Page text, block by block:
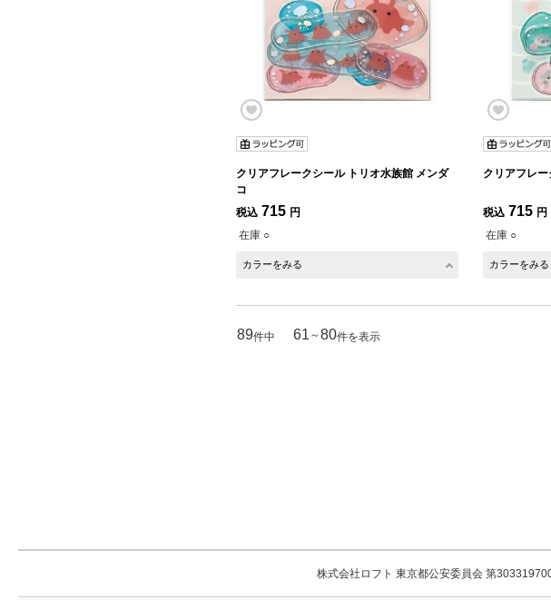
クリアフレークシール トリオ水族館 メンダ
コ
税込 715 円
在庫 ○
カラーをみる
クリアフレ
税込 715 円
在庫 ○
カラーをみる
89件中 61 ～80件を表示
株式会社ロフト 東京都公安委員会 第